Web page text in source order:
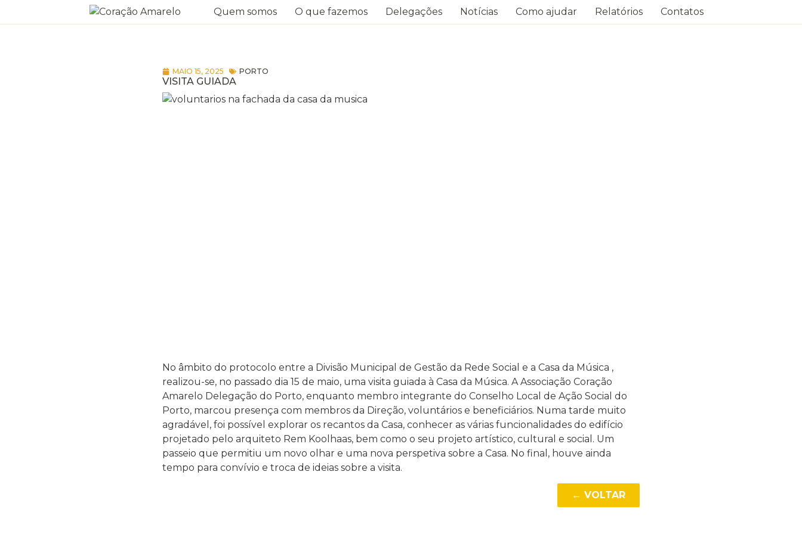
Quem somos O que fazemos Delegações Notícias Como ajudar Relatórios Contatos
MAIO 15, 2025 PORTO
VISITA GUIADA
No âmbito do protocolo entre a Divisão Municipal de Gestão da Rede Social e a Casa da Música ,
realizou-se, no passado dia 15 de maio, uma visita guiada à Casa da Música. A Associação Coração
Amarelo Delegação do Porto, enquanto membro integrante do Conselho Local de Ação Social do
Porto, marcou presença com membros da Direção, voluntários e beneficiários. Numa tarde muito
agradável, foi possível explorar os recantos da Casa, conhecer as várias funcionalidades do edifício
projetado pelo arquiteto Rem Koolhaas, bem como o seu projeto artístico, cultural e social. Um
passeio que permitiu um novo olhar e uma nova perspetiva sobre a Casa. No final, houve ainda
tempo para convívio e troca de ideias sobre a visita.
← VOLTAR